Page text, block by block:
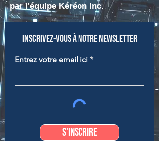
par l'équipe Kéréon inc.
Inscrivez-vous à notre newsletter
Entrez votre email ici
S'inscrire